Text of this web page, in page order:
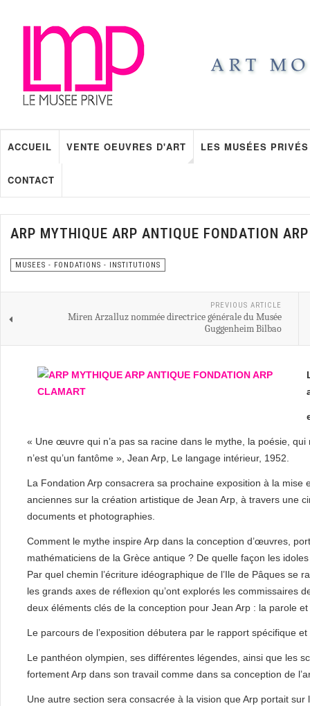
ACCUEIL VENTE OEUVRES D'ART LES MUSÉES PRIVÉS
CONTACT
ARP MYTHIQUE ARP ANTIQUE FONDATION
MUSEES - FONDATIONS - INSTITUTIONS
PREVIOUS ARTICLE
Miren Arzalluz nommée directrice générale du Musée
Guggenheim Bilbao
« Une œuvre qui n’a pas sa racine dans le mythe, la poésie, qui
n’est qu’un fantôme », Jean Arp, Le langage intérieur, 1952.
La Fondation Arp consacrera sa prochaine exposition à la mise
anciennes sur la création artistique de Jean Arp, à travers une
documents et photographies.
Comment le mythe inspire Arp dans la conception d’œuvres,
mathématiciens de la Grèce antique ? De quelle façon les
Par quel chemin l’écriture idéographique de l’Ile de Pâques
les grands axes de réflexion qu’ont explorés les commissaires
deux éléments clés de la conception pour Jean Arp : la parole
Le parcours de l’exposition débutera par le rapport spécifique
Le panthéon olympien, ses différentes légendes, ainsi que les
fortement Arp dans son travail comme dans sa conception de
Une autre section sera consacrée à la vision que Arp portait